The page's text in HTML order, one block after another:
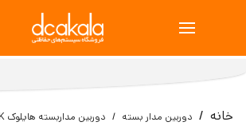
خانه دوربین مدار بسته دوربین مداربسته هایلوک HILOOK